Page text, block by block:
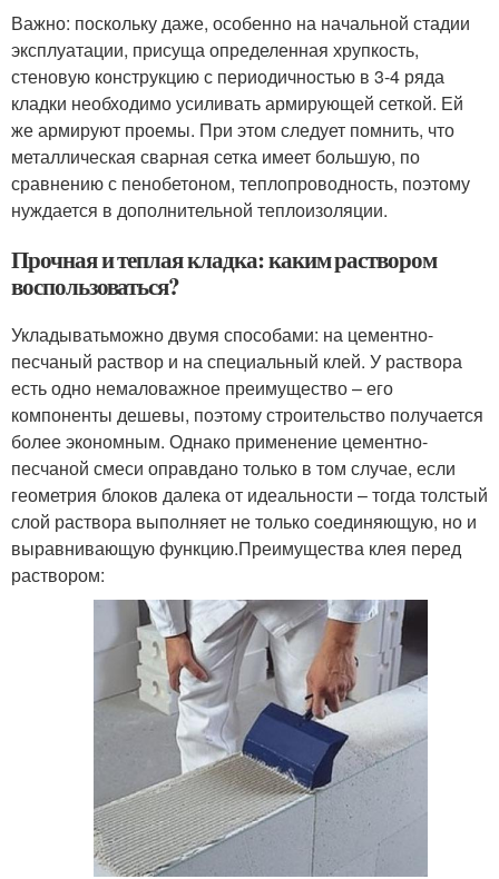
Важно: поскольку даже, особенно на начальной стадии
эксплуатации, присуща определенная хрупкость,
стеновую конструкцию с периодичностью в 3-4 ряда
кладки необходимо усиливать армирующей сеткой. Ей
же армируют проемы. При этом следует помнить, что
металлическая сварная сетка имеет большую, по
сравнению с пенобетоном, теплопроводность, поэтому
нуждается в дополнительной теплоизоляции.
Прочная и теплая кладка: каким раствором
воспользоваться?
Укладыватьможно двумя способами: на цементно-
песчаный раствор и на специальный клей. У раствора
есть одно немаловажное преимущество – его
компоненты дешевы, поэтому строительство получается
более экономным. Однако применение цементно-
песчаной смеси оправдано только в том случае, если
геометрия блоков далека от идеальности – тогда толстый
слой раствора выполняет не только соединяющую, но и
выравнивающую функцию.Преимущества клея перед
раствором: